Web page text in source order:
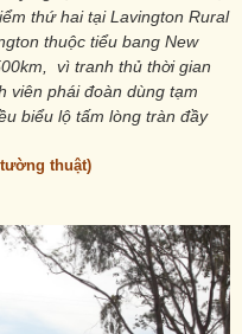
thứ hai tại Lavington Rural
thuộc tiểu bang New
vì tranh thủ thời gian
viên phái đoàn dùng tạm
biểu lộ tấm lòng tràn đầy
thuật)